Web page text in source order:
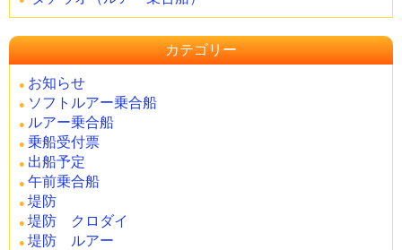
カテゴリー
お知らせ
ソフトルアー乗合船
ルアー乗合船
乗船受付票
出船予定
午前乗合船
堤防
堤防 クロダイ
堤防 ルアー